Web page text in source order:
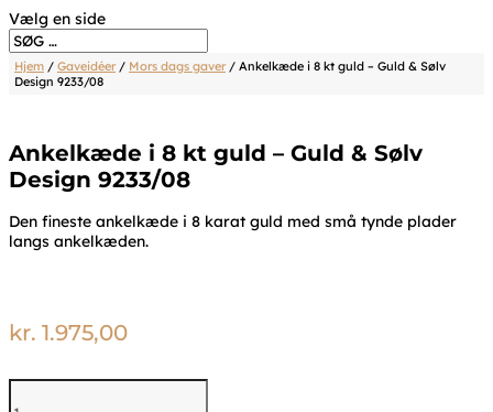
Vælg en side
Hjem / Gaveidéer/ Mors dags gaver/ Ankelkæde i 8 kt guld – Guld & Sølv
Design 9233/08
Ankelkæde i 8 kt guld – Guld & Sølv
Design 9233/08
Den fineste ankelkæde i 8 karat guld med små tynde plader
langs ankelkæden.
kr. 1.975,00